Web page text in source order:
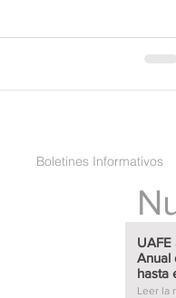
Anual
hasta
Leer la
Boletines Informativos
Leer